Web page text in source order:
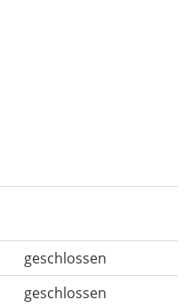
geschlossen
geschlossen